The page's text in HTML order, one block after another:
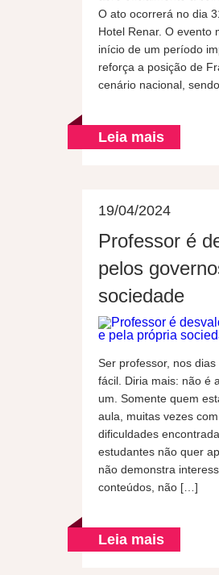
O ato ocorrerá no dia
Hotel Renar. O evento
início de um período
reforça a posição de
cenário nacional,
Leia mais
19/04/2024
Professor é
pelos
sociedade
Ser professor, nos
fácil. Diria mais: não é
um. Somente quem
aula, muitas vezes
dificuldades
estudantes não quer
não demonstra
conteúdos, não […]
Leia mais